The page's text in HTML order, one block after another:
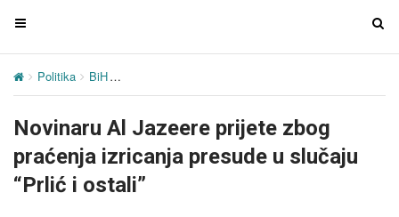
T
g
e
n
a
T
Politika BiH
Novinaru Al Jazeere prijete zbog
praćenja izricanja presude u slučaju
“Prlić i ostali”